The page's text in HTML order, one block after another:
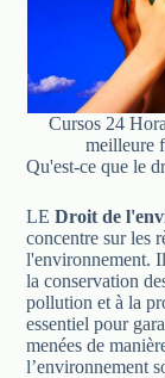
Cursos 24
meilleure
Qu'est-ce que le
LEDroit de
concentre sur les
l'environnement.
la conservation
pollution et à la
essentiel pour
menées de
l’environnement